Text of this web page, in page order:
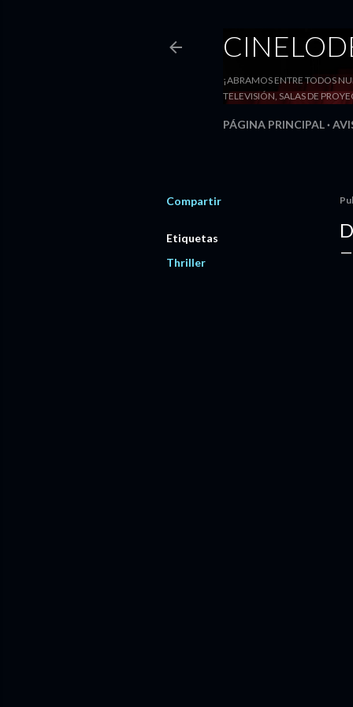
¡ABRAMOS ENTRE TODOS
TELEVISIÓN, SALAS DE
PÁGINA PRINCIPAL
Compartir
Etiquetas
Thriller